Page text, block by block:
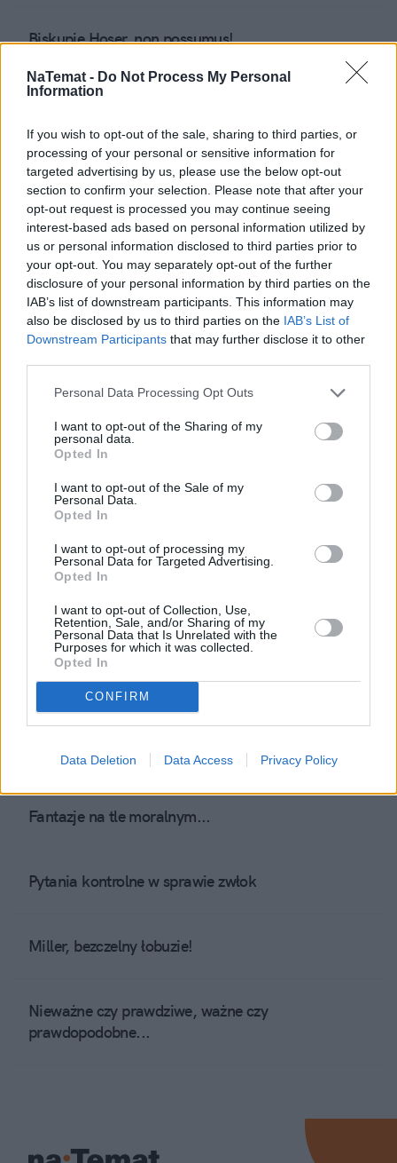
NaTemat - Do Not Process My Personal
Information
If you wish to opt-out of the sale, sharing to third parties, or
processing of your personal or sensitive information for
targeted advertising by us, please use the below opt-out
section to confirm your selection. Please note that after your
opt-out request is processed you may continue seeing
interest-based ads based on personal information utilized by
us or personal information disclosed to third parties prior to
your opt-out. You may separately opt-out of the further
disclosure of your personal information by third parties on the
IAB’s list of downstream participants. This information may
also be disclosed by us to third parties on the IAB’s List of
Downstream Participants that may further disclose it to other
Personal Data Processing Opt Outs
I want to opt-out of the Sharing of my
personal data.
Opted In
I want to opt-out of the Sale of my
Personal Data.
Opted In
I want to opt-out of processing my
Personal Data for Targeted Advertising.
Opted In
I want to opt-out of Collection, Use,
Retention, Sale, and/or Sharing of my
Personal Data that Is Unrelated with the
Purposes for which it was collected.
Opted In
CONFIRM
Data Deletion Data Access Privacy Policy
Biskupie Hoser, non possumus!
Kanapowa lewica
Związkowcy – pogrobowcy Edwarda Gierka
Skazani na Palikota?
Biskupi z Owsiakiem, Wajda z Pendereckim...
Upierdliwy profesor Bartoś?
Burdelmama to mężczyzna?
Tylko idiota chce być politykiem?
Ateiści boją się księdza?
Dziki kraj, dzicy ludzie!
Polacy - aspołeczni patrioci
Fantazje na tle moralnym...
Pytania kontrolne w sprawie zwłok
Miller, bezczelny łobuzie!
Nieważne czy prawdziwe, ważne czy
prawdopodobne...